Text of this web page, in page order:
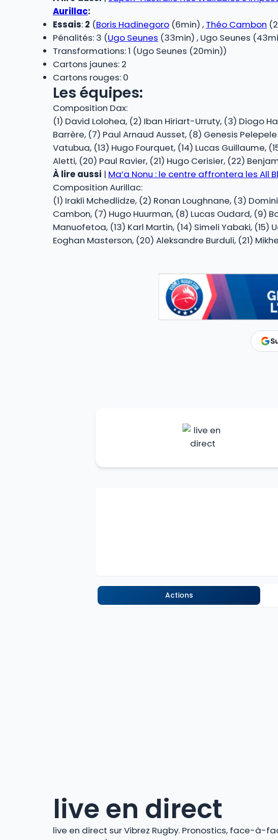
Aurillac:
Essais: 2 (Boris Hadinegoro (6min) , Théo Cambon
Pénalités: 3 (Ugo Seunes (33min) , Ugo Seunes
Transformations: 1 (Ugo Seunes (20min))
Cartons jaunes: 2
Cartons rouges: 0
Les équipes:
Composition Dax:
(1) David Lolohea, (2) Iban Hiriart-Urruty, (3) Diogo
Barrère, (7) Paul Arnaud Ausset, (8) Genesis
Vatubua, (13) Hugo Fourquet, (14) Lucas Guillaume,
Aletti, (20) Paul Ravier, (21) Hugo Cerisier, (22)
À lire aussi | Ma’a Nonu : le centre affrontera les All
Composition Aurillac:
(1) Irakli Mchedlidze, (2) Ronan Loughnane, (3)
Cambon, (7) Hugo Huurman, (8) Lucas Oudard, (9)
Manuofetoa, (13) Karl Martin, (14) Simeli Yabaki, (15)
Eoghan Masterson, (20) Aleksandre Burduli, (21)
Actions
live en direct
live en direct sur Vibrez Rugby. Pronostics, face-à-